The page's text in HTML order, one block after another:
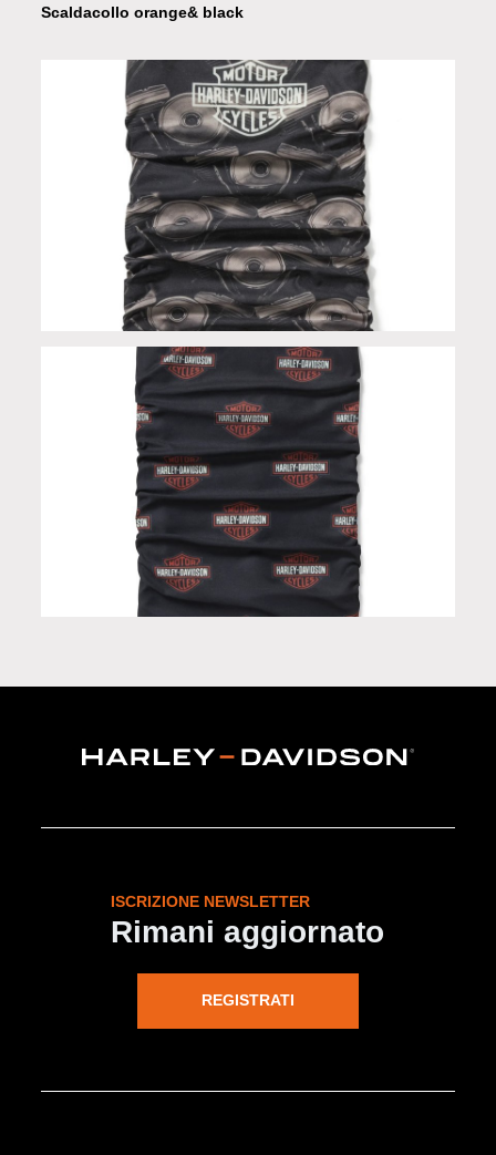
Scaldacollo orange& black
Scaldacollo in Limited Edition
Scaldacollo in Limited Edition
ISCRIZIONE NEWSLETTER
Rimani aggiornato
REGISTRATI